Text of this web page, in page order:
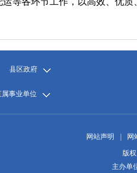
县区政府
事业单位
网站声明
网
版
主办单